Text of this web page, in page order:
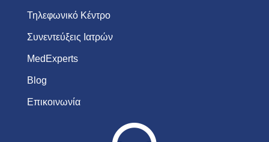
Τηλεφωνικό Κέντρο
Συνεντεύξεις Ιατρών
MedExperts
Blog
Επικοινωνία